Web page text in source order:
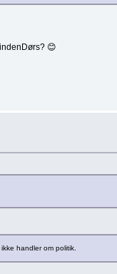
😊
handler om politik.